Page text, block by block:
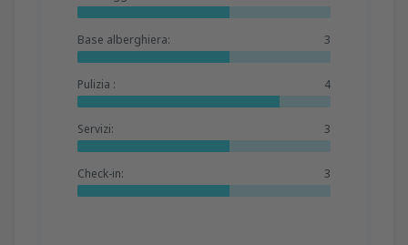
Base alberghiera: 3
Pulizia : 4
Servizi: 3
Check-in: 3